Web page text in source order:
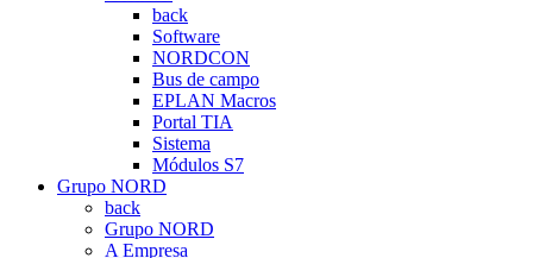
back
Software
NORDCON
Bus de campo
EPLAN Macros
Portal TIA
Sistema
Módulos S7
Grupo NORD
back
Grupo NORD
A Empresa